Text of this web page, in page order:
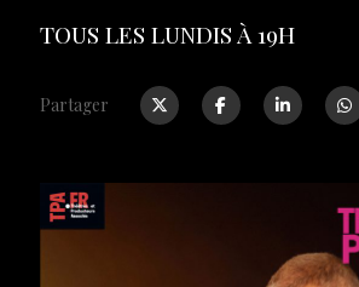
TOUS LES LUNDIS À 19H
Partager